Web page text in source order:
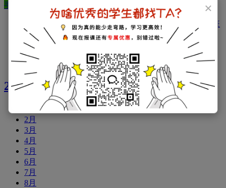
×
手册
本地教育 政策 衔接经验 中学新闻
分班
考试
升学指导 微机派位
试题：
真题资料
2022年大事记
2月
3月
4月
5月
6月
7月
8月